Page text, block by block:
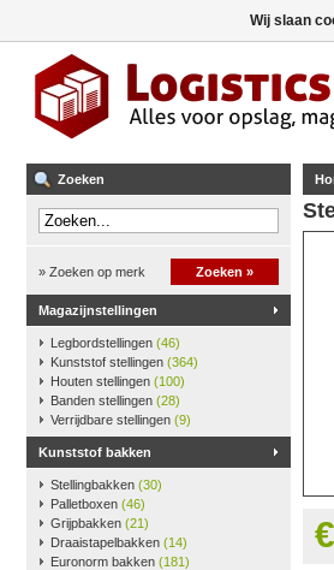
Zoeken
» Zoeken op merk Zoeken »
Magazijnstellingen
Legbordstellingen (46)
Kunststof stellingen (364)
Houten stellingen (100)
Banden stellingen (28)
Verrijdbare stellingen (9)
Kunststof bakken
Stellingbakken (30)
Palletboxen (46)
Grijpbakken (21)
Draaistapelbakken (14)
Euronorm bakken (181)
Wij slaan